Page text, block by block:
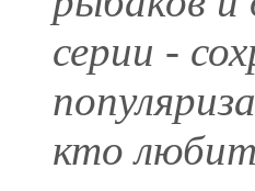
серии -
кто